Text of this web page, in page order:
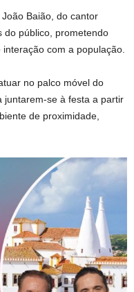
Baião, do cantor
do público, prometendo
com a população.
no palco móvel do
juntarem-se à festa a partir
de proximidade,